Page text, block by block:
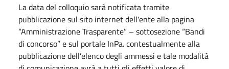
La data del colloquio sarà notificata tramite
pubblicazione sul sito internet dell'ente alla pagina
“Amministrazione Trasparente” – sottosezione “Bandi
di concorso” e sul portale InPa. contestualmente alla
pubblicazione dell’elenco degli ammessi e tale modalità